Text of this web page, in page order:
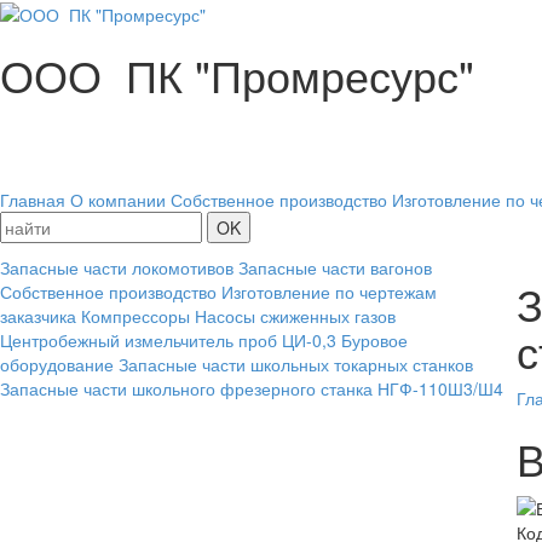
ООО ПК "Промресурс"
Главная О компании Собственное производство Изготовление по
Запасные части локомотивов Запасные части вагонов
Собственное производство Изготовление по чертежам
заказчика Компрессоры Насосы сжиженных газов
Центробежный измельчитель проб ЦИ-0,3 Буровое
оборудование Запасные части школьных токарных станков
Запасные части школьного фрезерного станка НГФ-110Ш3/Ш4